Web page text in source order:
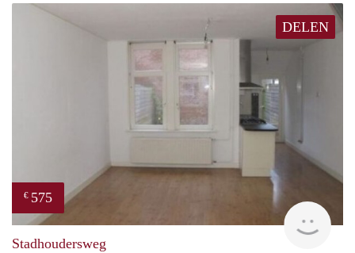
DELEN
€ 575
Stadhoudersweg